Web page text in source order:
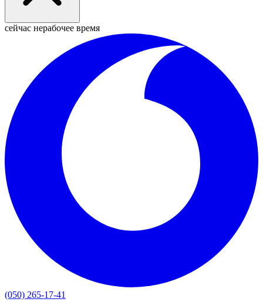
сейчас нерабочее время
(050) 265-17-41